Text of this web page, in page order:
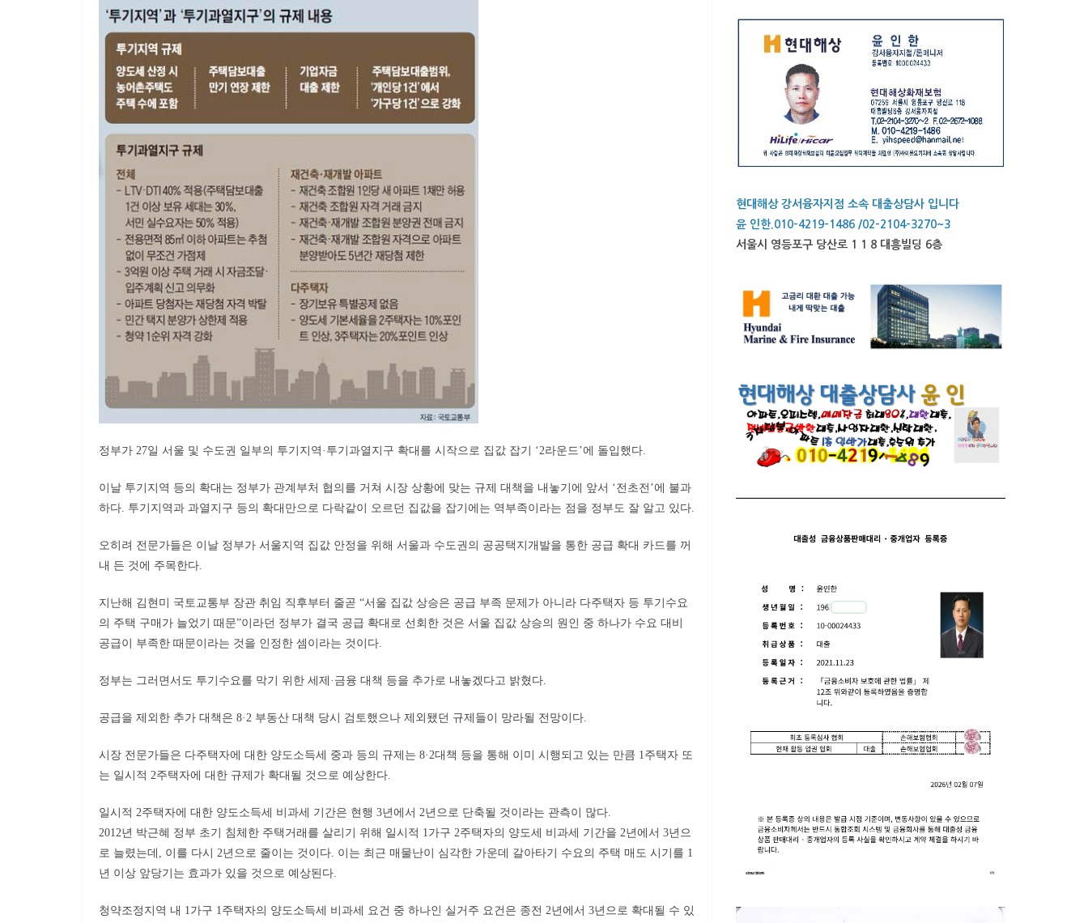
정부가 27일 서울 및 수도권 일부의 투기지역·투기과열지구 확대를 시작으로 집값 잡기 ‘2라운드’에 돌입했다.
이날 투기지역 등의 확대는 정부가 관계부처 협의를 거쳐 시장 상황에 맞는 규제 대책을 내놓기에 앞서 ‘전초전’에 불과
하다. 투기지역과 과열지구 등의 확대만으로 다락같이 오르던 집값을 잡기에는 역부족이라는 점을 정부도 잘 알고 있다.
오히려 전문가들은 이날 정부가 서울지역 집값 안정을 위해 서울과 수도권의 공공택지개발을 통한 공급 확대 카드를 꺼
내 든 것에 주목한다.
지난해 김현미 국토교통부 장관 취임 직후부터 줄곧 “서울 집값 상승은 공급 부족 문제가 아니라 다주택자 등 투기수요
의 주택 구매가 늘었기 때문”이라던 정부가 결국 공급 확대로 선회한 것은 서울 집값 상승의 원인 중 하나가 수요 대비
공급이 부족한 때문이라는 것을 인정한 셈이라는 것이다.
정부는 그러면서도 투기수요를 막기 위한 세제·금융 대책 등을 추가로 내놓겠다고 밝혔다.
공급을 제외한 추가 대책은 8·2 부동산 대책 당시 검토했으나 제외됐던 규제들이 망라될 전망이다.
시장 전문가들은 다주택자에 대한 양도소득세 중과 등의 규제는 8·2대책 등을 통해 이미 시행되고 있는 만큼 1주택자 또
는 일시적 2주택자에 대한 규제가 확대될 것으로 예상한다.
일시적 2주택자에 대한 양도소득세 비과세 기간은 현행 3년에서 2년으로 단축될 것이라는 관측이 많다.
2012년 박근혜 정부 초기 침체한 주택거래를 살리기 위해 일시적 1가구 2주택자의 양도세 비과세 기간을 2년에서 3년으
로 늘렸는데, 이를 다시 2년으로 줄이는 것이다. 이는 최근 매물난이 심각한 가운데 갈아타기 수요의 주택 매도 시기를 1
년 이상 앞당기는 효과가 있을 것으로 예상된다.
청약조정지역 내 1가구 1주택자의 양도소득세 비과세 요건 중 하나인 실거주 요건은 종전 2년에서 3년으로 확대될 수 있
현대해상 강서융자지점 소속 대출상담사 입니다
윤 인한.010-4219-1486 /02-2104-3270~3
서울시 영등포구 당산로 1 1 8 대흥빌딩 6층